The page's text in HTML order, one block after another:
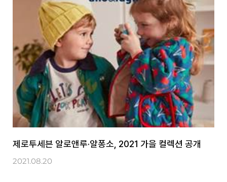
제로투세븐 알로앤루·알퐁소, 2021 가을 컬렉션 공개
2021.08.20